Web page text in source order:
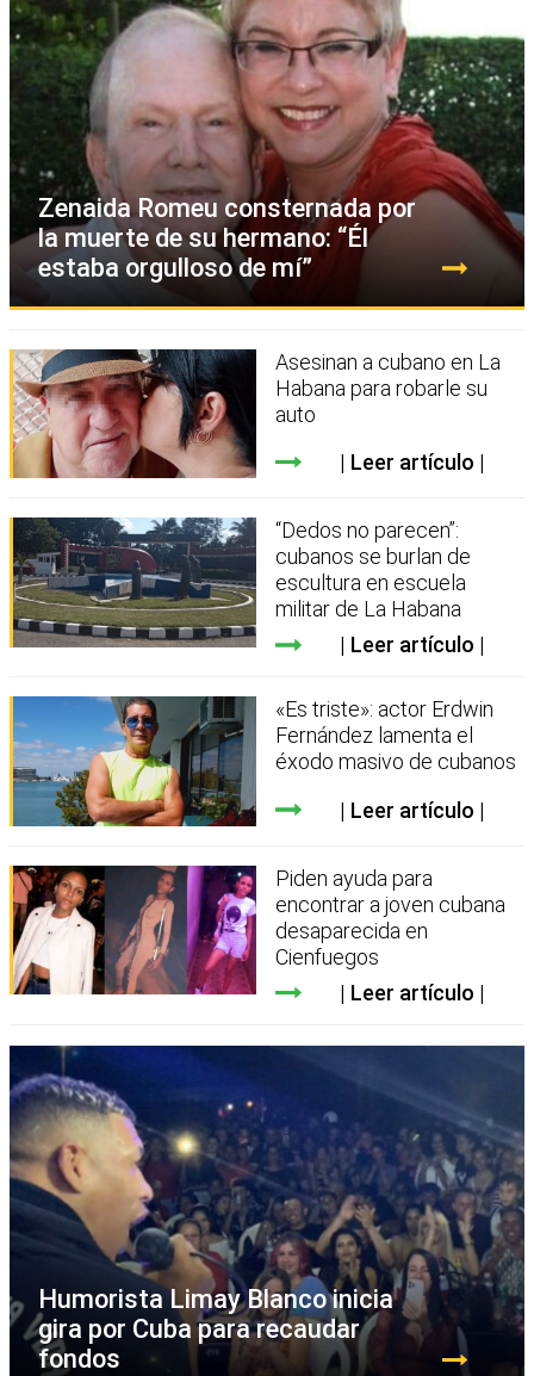
Zenaida Romeu consternada por
la muerte de su hermano: “Él
estaba orgulloso de mí”
Asesinan a cubano en La
Habana para robarle su
auto
Leer artículo
“Dedos no parecen”:
cubanos se burlan de
escultura en escuela
militar de La Habana
Leer artículo
«Es triste»: actor Erdwin
Fernández lamenta el
éxodo masivo de cubanos
Leer artículo
Piden ayuda para
encontrar a joven cubana
desaparecida en
Cienfuegos
Leer artículo
Humorista Limay Blanco inicia
gira por Cuba para recaudar
fondos